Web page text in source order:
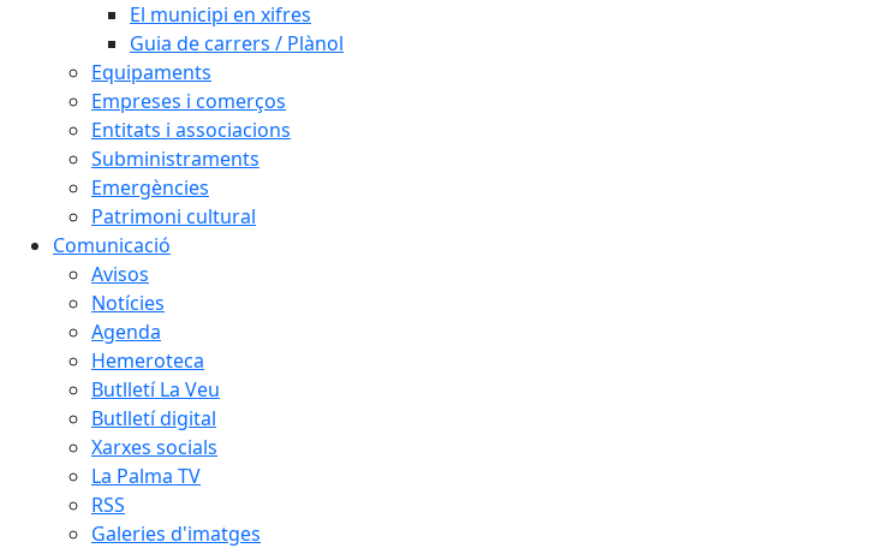
El municipi en xifres
Guia de carrers / Plànol
Equipaments
Empreses i comerços
Entitats i associacions
Subministraments
Emergències
Patrimoni cultural
Comunicació
Avisos
Notícies
Agenda
Hemeroteca
Butlletí La Veu
Butlletí digital
Xarxes socials
La Palma TV
RSS
Galeries d'imatges